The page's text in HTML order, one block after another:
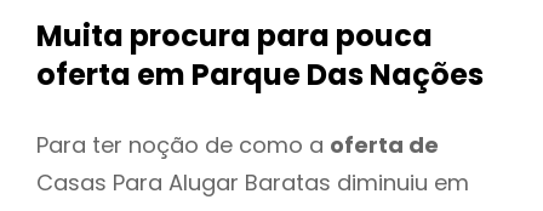
Muita procura para pouca
oferta em Parque Das Nações
Para ter noção de como a oferta de
Casas Para Alugar Baratas diminuiu em